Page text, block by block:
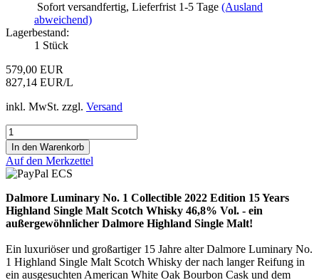
Sofort versandfertig, Lieferfrist 1-5 Tage (Ausland
abweichend)
Lagerbestand:
1 Stück
579,00 EUR
827,14 EUR/L
inkl. MwSt. zzgl. Versand
Auf den Merkzettel
Dalmore Luminary No. 1 Collectible 2022 Edition 15 Years
Highland Single Malt Scotch Whisky 46,8% Vol. - ein
außergewöhnlicher Dalmore Highland Single Malt!
Ein luxuriöser und großartiger 15 Jahre alter Dalmore Luminary No.
1 Highland Single Malt Scotch Whisky der nach langer Reifung in
ein ausgesuchten American White Oak Bourbon Cask und dem